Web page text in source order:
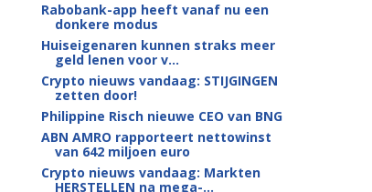
Rabobank-app heeft vanaf nu een
donkere modus
Huiseigenaren kunnen straks meer
geld lenen voor v...
Crypto nieuws vandaag: STIJGINGEN
zetten door!
Philippine Risch nieuwe CEO van BNG
ABN AMRO rapporteert nettowinst
van 642 miljoen euro
Crypto nieuws vandaag: Markten
HERSTELLEN na mega-...